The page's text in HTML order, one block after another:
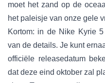
moet het zand op de
het paleisje van onze gele
Kortom: in de Nike Kyrie
van de details. Je kunt
officiële releasedatum
dat deze eind oktober zal